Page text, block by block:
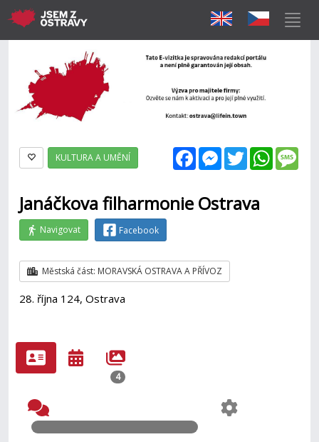
FacebookMessenger
Twitter
KULTURA A UMĚNÍ
Janáčkova filharmonie Ostrava
Navigovat Facebook
Městská část: MORAVSKÁ OSTRAVA A PŘÍVOZ
28. října 124, Ostrava
4